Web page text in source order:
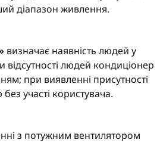
діапазон живлення.
визначає наявність людей у
людей кондиціонер
при виявленні присутності
участі користувача.
з потужним вентилятором